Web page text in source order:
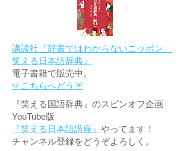
講談社『辞書ではわからないニッポン
笑える日本語辞典』
電子書籍で販売中。
☞こちらへどうぞ
『笑える国語辞典』のスピンオフ企画
YouTube版
『笑える日本語講座』 やってます！
チャンネル登録をどうぞよろしく。